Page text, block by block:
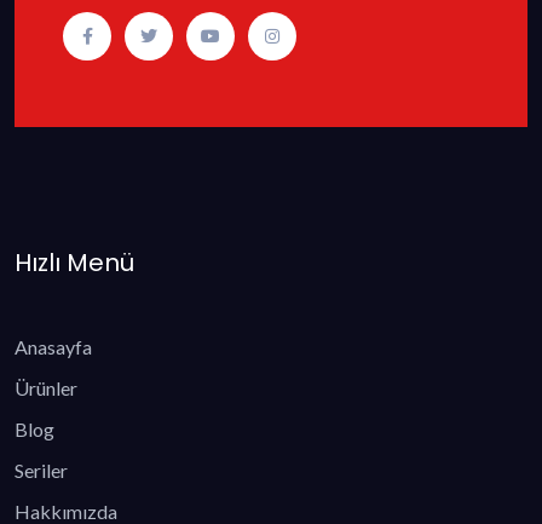
Hızlı Menü
Anasayfa
Ürünler
Blog
Seriler
Hakkımızda